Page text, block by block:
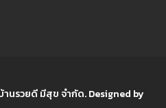
นรวยดี มีสุข จำกัด. Designed by